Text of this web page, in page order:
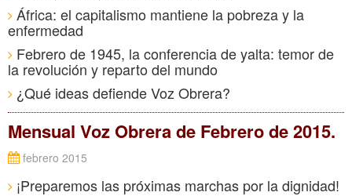
África: el capitalismo mantiene la pobreza y la
enfermedad
Febrero de 1945, la conferencia de yalta: temor de
la revolución y reparto del mundo
¿Qué ideas defiende Voz Obrera?
Mensual Voz Obrera de Febrero de 2015.
febrero 2015
¡Preparemos las próximas marchas por la dignidad!